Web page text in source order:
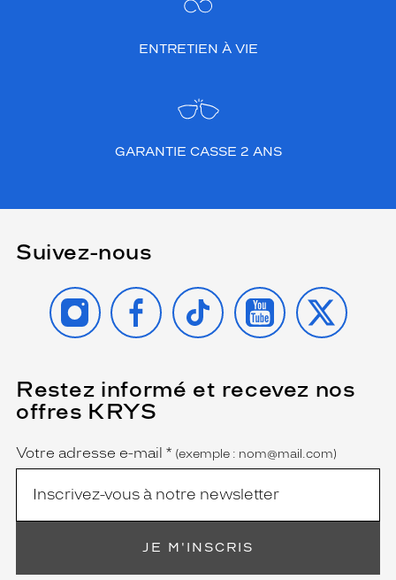
ENTRETIEN À VIE
GARANTIE CASSE 2 ANS
Suivez-nous
INSTAGRAMFACEBOOK
TIKTOK YOUTUBE
X
Restez informé et recevez nos
offres KRYS
Name
Votre adresse e-mail *
(Ce
champ
est
obligatoire)
(exemple : nom@mail.com)
JE M'INSCRIS